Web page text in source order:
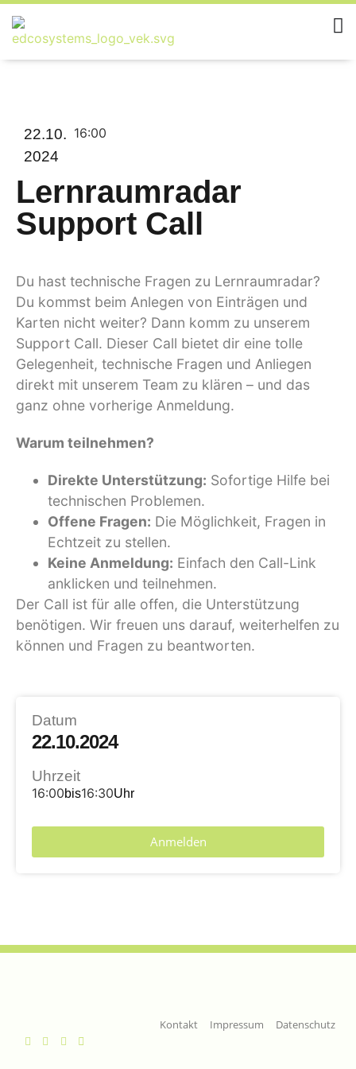
22.10.
2024
16:00
Lernraumradar
Support Call
Du hast technische Fragen zu Lernraumradar?
Du kommst beim Anlegen von Einträgen und
Karten nicht weiter? Dann komm zu unserem
Support Call. Dieser Call bietet dir eine tolle
Gelegenheit, technische Fragen und Anliegen
direkt mit unserem Team zu klären – und das
ganz ohne vorherige Anmeldung.
Warum teilnehmen?
Direkte Unterstützung: Sofortige Hilfe bei
technischen Problemen.
Offene Fragen: Die Möglichkeit, Fragen in
Echtzeit zu stellen.
Keine Anmeldung: Einfach den Call-Link
anklicken und teilnehmen.
Der Call ist für alle offen, die Unterstützung
benötigen. Wir freuen uns darauf, weiterhelfen zu
können und Fragen zu beantworten.
Datum
22.10.2024
Uhrzeit
16:00bis16:30Uhr
Anmelden
Kontakt Impressum Datenschutz